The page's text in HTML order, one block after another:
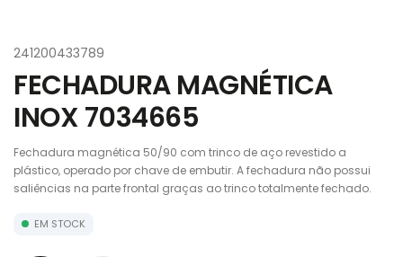
241200433789
FECHADURA MAGNÉTICA
INOX 7034665
Fechadura magnética 50/90 com trinco de aço revestido a
plástico, operado por chave de embutir. A fechadura não possui
saliências na parte frontal graças ao trinco totalmente fechado.
EM STOCK